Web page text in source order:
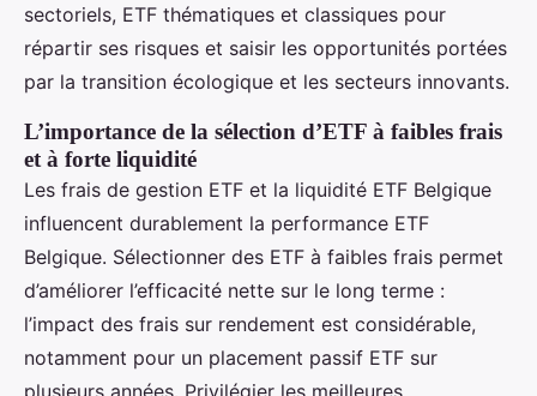
sectoriels, ETF thématiques et classiques pour
répartir ses risques et saisir les opportunités portées
par la transition écologique et les secteurs innovants.
L’importance de la sélection d’ETF à faibles frais
et à forte liquidité
Les frais de gestion ETF et la liquidité ETF Belgique
influencent durablement la performance ETF
Belgique. Sélectionner des ETF à faibles frais permet
d’améliorer l’efficacité nette sur le long terme :
l’impact des frais sur rendement est considérable,
notamment pour un placement passif ETF sur
plusieurs années. Privilégier les meilleures